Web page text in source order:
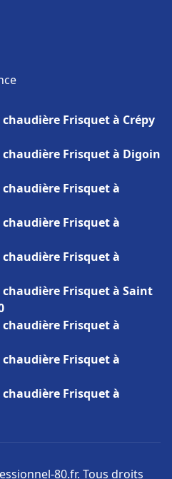
Frisquet à Crépy
Frisquet à Digoin
Frisquet à
Frisquet à
Frisquet à
Frisquet à Saint
Frisquet à
Frisquet à
Frisquet à
80.fr. Tous droits